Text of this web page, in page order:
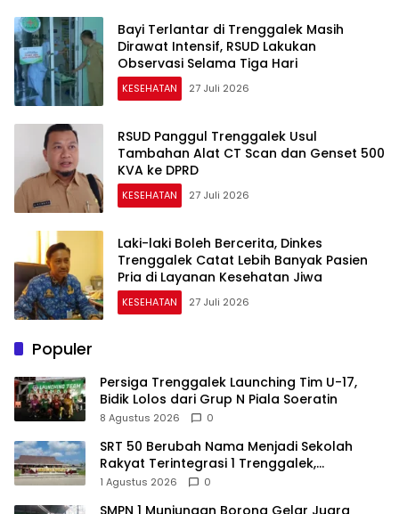
Bayi Terlantar di Trenggalek Masih
Dirawat Intensif, RSUD Lakukan
Observasi Selama Tiga Hari
KESEHATAN 27 Juli 2026
RSUD Panggul Trenggalek Usul
Tambahan Alat CT Scan dan Genset 500
KVA ke DPRD
KESEHATAN 27 Juli 2026
Laki-laki Boleh Bercerita, Dinkes
Trenggalek Catat Lebih Banyak Pasien
Pria di Layanan Kesehatan Jiwa
KESEHATAN 27 Juli 2026
Populer
Persiga Trenggalek Launching Tim U-17,
Bidik Lolos dari Grup N Piala Soeratin
8 Agustus 2026 0
SRT 50 Berubah Nama Menjadi Sekolah
Rakyat Terintegrasi 1 Trenggalek,
Nomenklatur Berubah
1 Agustus 2026 0
SMPN 1 Munjungan Borong Gelar Juara